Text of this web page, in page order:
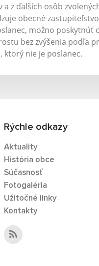
a z ďalších osôb
obecné
možno
bez zvýšenia podľa
ktorý nie je poslanec.
Rýchle odkazy
Aktuality
História obce
Súčasnosť
Fotogaléria
Užitočné linky
Kontakty